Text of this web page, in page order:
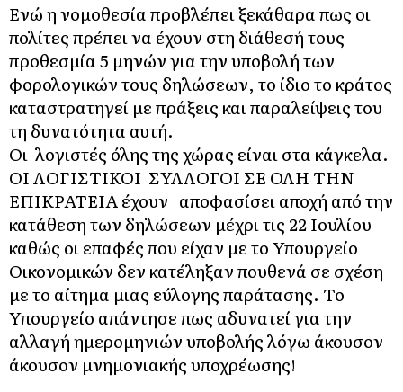
Ενώ η νομοθεσία προβλέπει ξεκάθαρα πως οι
πολίτες πρέπει να έχουν στη διάθεσή τους
προθεσμία 5 μηνών για την υποβολή των
φορολογικών τους δηλώσεων, το ίδιο το κράτος
καταστρατηγεί με πράξεις και παραλείψεις του
τη δυνατότητα αυτή.
Οι λογιστές όλης της χώρας είναι στα κάγκελα.
ΟΙ ΛΟΓΙΣΤΙΚΟΙ ΣΥΛΛΟΓΟΙ ΣΕ ΟΛΗ ΤΗΝ
ΕΠΙΚΡΑΤΕΙΑ έχουν αποφασίσει αποχή από την
κατάθεση των δηλώσεων μέχρι τις 22 Ιουλίου
καθώς οι επαφές που είχαν με το Υπουργείο
Οικονομικών δεν κατέληξαν πουθενά σε σχέση
με το αίτημα μιας εύλογης παράτασης. Το
Υπουργείο απάντησε πως αδυνατεί για την
αλλαγή ημερομηνιών υποβολής λόγω άκουσον
άκουσον μνημονιακής υποχρέωσης!